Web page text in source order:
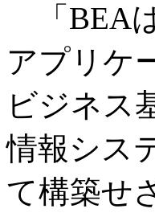
「BEA
アプリケ
ビジネス
情報シス
て構築せ